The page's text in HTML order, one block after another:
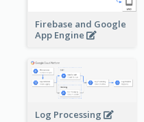
Firebase and Google
App Engine
Log Processing